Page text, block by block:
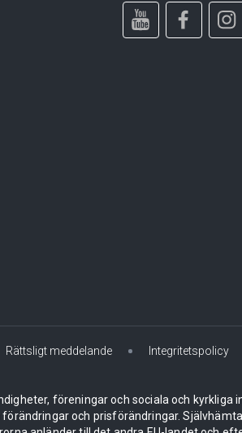
Rättsligt meddelande Integritetspolicy
föreningar och sociala och
och prisförändringar.